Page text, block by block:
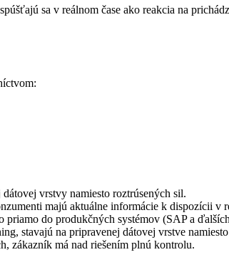
sa v reálnom čase ako reakcia na
vrstvy namiesto roztrúsených sil.
majú aktuálne informácie k dispozícii v
do produkčných systémov (SAP a
stavajú na pripravenej dátovej vrstve
zákazník má nad riešením plnú kontrolu.